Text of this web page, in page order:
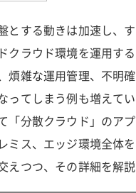
とする動きは加速し、
クラウド環境を運用す
煩雑な運用管理、不明
ってしまう例も増えて
「分散クラウド」のア
ミス、エッジ環境全体
えつつ、その詳細を解説